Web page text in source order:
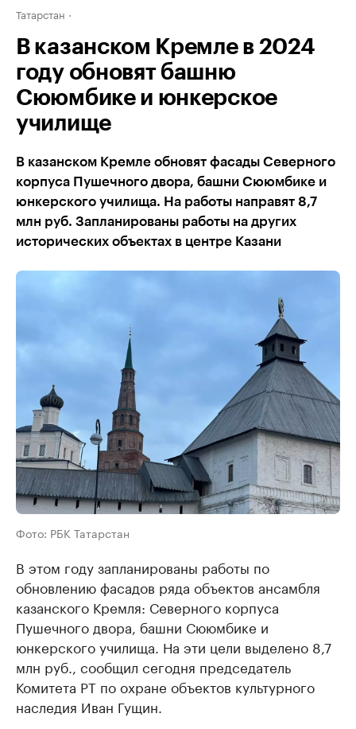
Татарстан
В казанском Кремле в 2024
году обновят башню
Сююмбике и юнкерское
училище
В казанском Кремле обновят фасады Северного
корпуса Пушечного двора, башни Сююмбике и
юнкерского училища. На работы направят 8,7
млн руб. Запланированы работы на других
исторических объектах в центре Казани
Фото: РБК Татарстан
В этом году запланированы работы по
обновлению фасадов ряда объектов ансамбля
казанского Кремля: Северного корпуса
Пушечного двора, башни Сююмбике и
юнкерского училища. На эти цели выделено 8,7
млн руб., сообщил сегодня председатель
Комитета РТ по охране объектов культурного
наследия Иван Гущин.